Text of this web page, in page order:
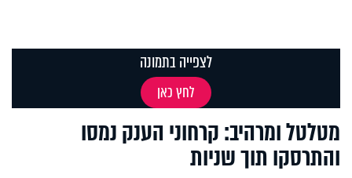
מטלטל ומרהיב: קרחוני הענק נמסו
והתרסקו תוך שניות
לצפייה בתמונה
לחץ כאן